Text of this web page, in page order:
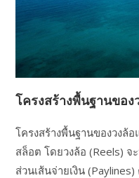
โครงสร้างพื้นฐานของ
โครงสร้างพื้นฐานของวงล้
สล็อต โดยวงล้อ (Reels)
ส่วนเส้นจ่ายเงิน